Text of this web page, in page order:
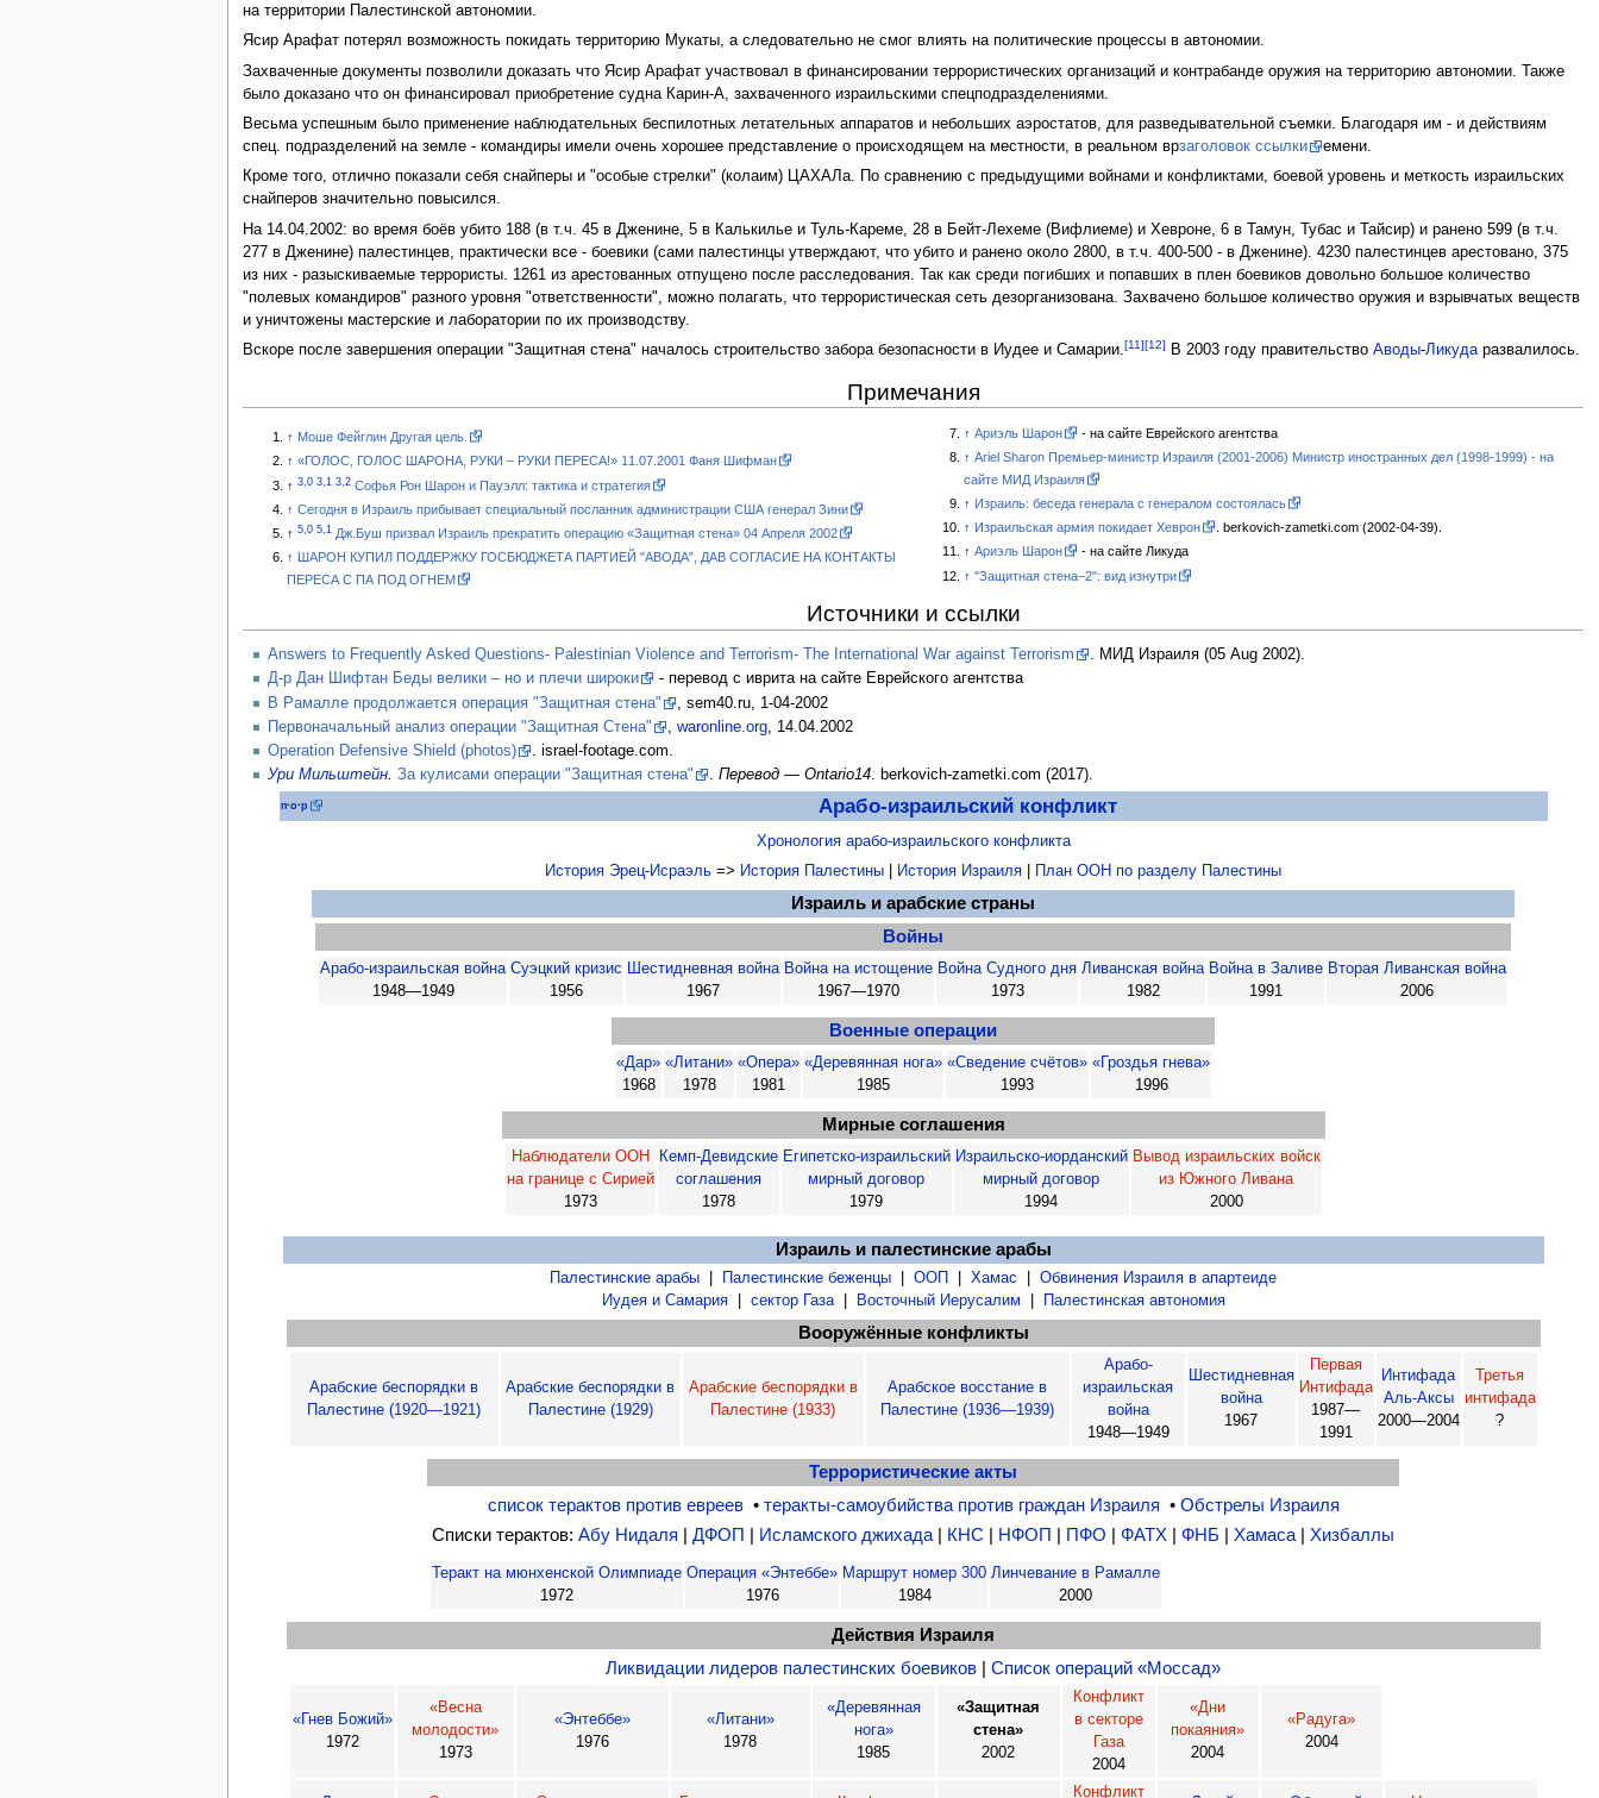
на территории Палестинской автономии.
Ясир Арафат потерял возможность покидать территорию Мукаты, а следовательно не смог влиять на политические процессы в автономии.
Захваченные документы позволили доказать что Ясир Арафат участвовал в финансировании террористических организаций и контрабанде оружия на территорию автономии. Также
было доказано что он финансировал приобретение судна Карин-А, захваченного израильскими спецподразделениями.
Весьма успешным было применение наблюдательных беспилотных летательных аппаратов и небольших аэростатов, для разведывательной съемки. Благодаря им - и действиям
спец. подразделений на земле - командиры имели очень хорошее представление о происходящем на местности, в реальном врзаголовок ссылки
емени.
Кроме того, отлично показали себя снайперы и "особые стрелки" (колаим) ЦАХАЛа. По сравнению с предыдущими войнами и конфликтами, боевой уровень и меткость израильских
снайперов значительно повысился.
На 14.04.2002: во время боёв убито 188 (в т.ч. 45 в Дженине, 5 в Калькилье и Туль-Кареме, 28 в Бейт-Лехеме (Вифлиеме) и Хевроне, 6 в Тамун, Тубас и Тайсир) и ранено 599 (в т.ч.
277 в Дженине) палестинцев, практически все - боевики (сами палестинцы утверждают, что убито и ранено около 2800, в т.ч. 400-500 - в Дженине). 4230 палестинцев арестовано, 375
из них - разыскиваемые террористы. 1261 из арестованных отпущено после расследования. Так как среди погибших и попавших в плен боевиков довольно большое количество
"полевых командиров" разного уровня "ответственности", можно полагать, что террористическая сеть дезорганизована. Захвачено большое количество оружия и взрывчатых веществ
и уничтожены мастерские и лаборатории по их производству.
Вскоре после завершения операции "Защитная стена" началось строительство забора безопасности в Иудее и Самарии.[11][12] В 2003 году правительствоАводы-Ликударазвалилось.
Примечания
↑ Моше Фейглин Другая цель.
↑ «ГОЛОС, ГОЛОС ШАРОНА, РУКИ – РУКИ ПЕРЕСА!» 11.07.2001 Фаня Шифман
↑ 3,0 3,1 3,2 Софья Рон Шарон и Пауэлл: тактика и стратегия
↑ Сегодня в Израиль прибывает специальный посланник администрации США генерал Зини
↑ 5,0 5,1 Дж.Буш призвал Израиль прекратить операцию «Защитная стена» 04 Апреля 2002
↑ ШАРОН КУПИЛ ПОДДЕРЖКУ ГОСБЮДЖЕТА ПАРТИЕЙ "АВОДА", ДАВ СОГЛАСИЕ НА КОНТАКТЫ
ПЕРЕСА С ПА ПОД ОГНЕМ
↑ Ариэль Шарон
- на сайте Еврейского агентства
↑ Ariel Sharon Премьер-министр Израиля (2001-2006) Министр иностранных дел (1998-1999) - на
сайте МИД Израиля
↑ Израиль: беседа генерала с генералом состоялась
↑ Израильская армия покидает Хеврон
. berkovich-zametki.com (2002-04-39).
↑ Ариэль Шарон
- на сайте Ликуда
↑ "Защитная стена–2": вид изнутри
Источники и ссылки
Answers to Frequently Asked Questions- Palestinian Violence and Terrorism- The International War against Terrorism
. МИД Израиля (05 Aug 2002).
Д-р Дан Шифтан Беды велики – но и плечи широки
- перевод с иврита на сайте Еврейского агентства
В Рамалле продолжается операция "Защитная стена"
, sem40.ru, 1-04-2002
Первоначальный aнализ операции "Защитная Стена"
, waronline.org, 14.04.2002
Operation Defensive Shield (photos)
. israel-footage.com.
Ури Мильштейн. За кулисами операции "Защитная стена" . Перевод — Ontario14. berkovich-zametki.com (2017).
п·о·р Арабо-израильский конфликт
Хронология арабо-израильского конфликта
История Эрец-Исраэль => История Палестины История Израиля План ООН по разделу Палестины
Израиль и арабские страны
Войны
Арабо-израильская война
1948—1949
Суэцкий кризис
1956
Шестидневная война
1967
Война на истощение
1967—1970
Война Судного дня
1973
Ливанская война
1982
Война в Заливе
1991
Вторая Ливанская война
2006
Военные операции
«Дар»
1968
«Литани»
1978
«Опера»
1981
«Деревянная нога»
1985
«Сведение счётов»
1993
«Гроздья гнева»
1996
Мирные соглашения
Наблюдатели ООН
на границе с Сирией
1973
Кемп-Девидские
соглашения
1978
Египетско-израильский
мирный договор
1979
Израильско-иорданский
мирный договор
1994
Вывод израильских войск
из Южного Ливана
2000
Израиль и палестинские арабы
Палестинские арабы Палестинские беженцы |ООП |Хамас |Обвинения Израиля в апартеиде
Иудея и Самария| сектор Газа| Восточный Иерусалим Палестинская автономия
Вооружённые конфликты
Арабские беспорядки в
Палестине (1920—1921)
Арабские беспорядки в
Палестине (1929)
Арабские беспорядки в
Палестине (1933)
Арабское восстание в
Палестине (1936—1939)
Арабо-
израильская
война
1948—1949
Шестидневная
война
1967
Первая
Интифада
1987—
1991
Интифада
Аль-Аксы
2000—2004
Третья
интифада
?
Террористические акты
список терактов против евреев• теракты-самоубийства против граждан Израиля • Обстрелы Израиля
Списки терактов:Абу Нидаля |ДФОП | Исламского джихада | КНС | НФОП | ПФО |ФАТХ |ФНБ |Хамаса |Хизбаллы
Теракт на мюнхенской Олимпиаде
1972
Операция «Энтеббе»
1976
Маршрут номер 300
1984
Линчевание в Рамалле
2000
Действия Израиля
Ликвидации лидеров палестинских боевиков |Список операций «Моссад»
«Гнев Божий»
1972
«Весна
молодости»
1973
«Энтеббе»
1976
«Литани»
1978
«Деревянная
нога»
1985
«Защитная
стена»
2002
Конфликт
в секторе
Газа
2004
«Дни
покаяния»
2004
«Радуга»
2004
Конфликт